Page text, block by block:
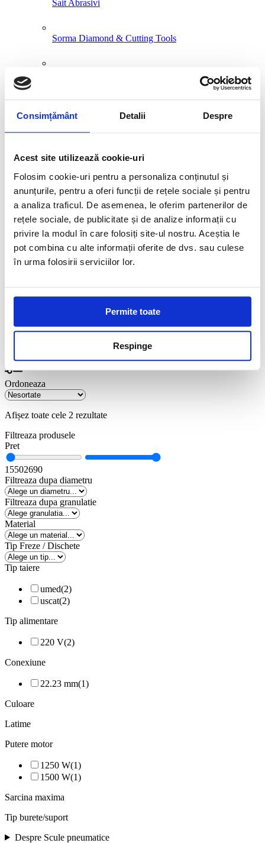
Consimțământ Detalii Despre
Acest site utilizează cookie-uri
Folosim cookie-uri pentru a personaliza conținutul și
anunțurile, pentru a oferi funcții de rețele sociale și pentru
a analiza traficul. De asemenea, le oferim partenerilor de
rețele sociale, de publicitate și de analize informații cu
privire la modul în care folosiți site-ul nostru. Aceștia le
pot combina cu alte informații oferite de dvs. sau culese
în urma folosirii serviciilor lor.
Permite toate
Respinge
Sait Abrasivi
Sorma Diamond & Cutting Tools
Products search
Products search
0 0,00 lei
Utilaje si accesorii piatra Scule pneumatice
Scule pneumatice
Ordoneaza
Afișez toate cele 2 rezultate
Filtreaza produsele
Pret
15502690
Filtreaza dupa diametru
Filtreaza dupa granulatie
Material
Tip Freze / Dischete
Tip taiere
umed(2)
uscat(2)
Tip alimentare
220 V(2)
Conexiune
22.23 mm(1)
Culoare
Latime
Putere motor
1250 W(1)
1500 W(1)
Sarcina maxima
Tip burete/suport
Despre Scule pneumatice